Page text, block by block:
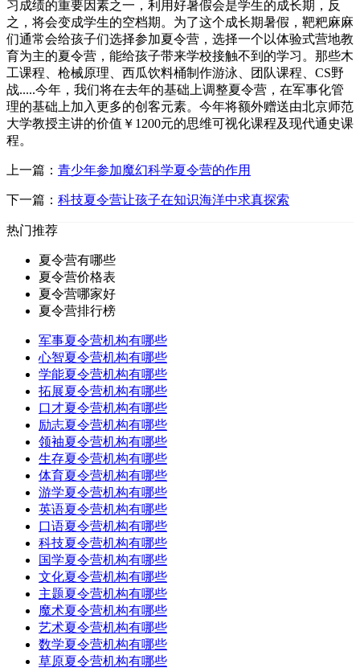
习成绩的重要因素之一，利用好暑假会是学生的成长期，反
之，将会变成学生的空档期。为了这个成长期暑假，靶粑麻麻
们通常会给孩子们选择参加夏令营，选择一个以体验式营地教
育为主的夏令营，能给孩子带来学校接触不到的学习。那些木
工课程、枪械原理、西瓜饮料桶制作游泳、团队课程、CS野
战.....今年，我们将在去年的基础上调整夏令营，在军事化管
理的基础上加入更多的创客元素。今年将额外赠送由北京师范
大学教授主讲的价值￥1200元的思维可视化课程及现代通史课
程。
上一篇： 青少年参加魔幻科学夏令营的作用
下一篇： 科技夏令营让孩子在知识海洋中求真探索
热门推荐
夏令营有哪些
夏令营价格表
夏令营哪家好
夏令营排行榜
军事夏令营机构有哪些
心智夏令营机构有哪些
学能夏令营机构有哪些
拓展夏令营机构有哪些
口才夏令营机构有哪些
励志夏令营机构有哪些
领袖夏令营机构有哪些
生存夏令营机构有哪些
体育夏令营机构有哪些
游学夏令营机构有哪些
英语夏令营机构有哪些
口语夏令营机构有哪些
科技夏令营机构有哪些
国学夏令营机构有哪些
文化夏令营机构有哪些
主题夏令营机构有哪些
魔术夏令营机构有哪些
艺术夏令营机构有哪些
数学夏令营机构有哪些
草原夏令营机构有哪些